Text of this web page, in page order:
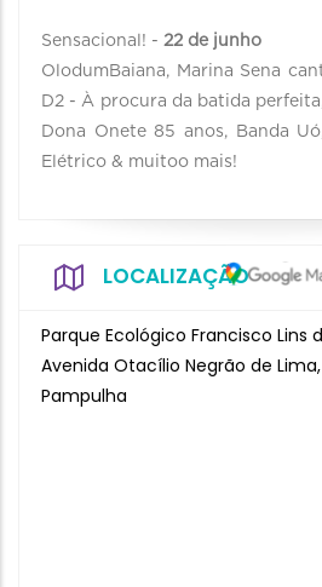
Sensacional! - 22 de junho
OlodumBaiana, Marina Sena
D2 - À procura da batida
Dona Onete 85 anos, Banda
Elétrico & muitoo mais!
LOCALIZAÇÃO
Parque Ecológico Francisco Lins
Avenida Otacílio Negrão de
Pampulha